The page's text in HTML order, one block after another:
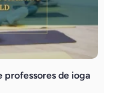
professores de ioga